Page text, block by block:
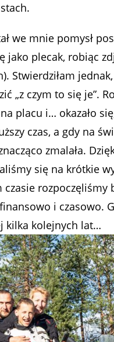
we mnie pomysł
jako plecak, robiąc
Stwierdziłam
„z czym to się je”.
placu i… okazało
czas, a gdy na
zmalała.
się na krótkie
czasie
i czasowo.
kilka kolejnych lat…